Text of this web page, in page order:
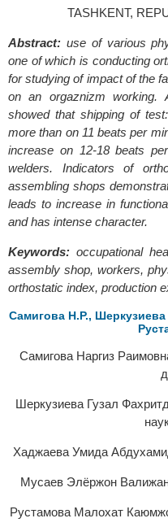
TASHKENT,
Abstract: use of various
one of which is conducting
for studying of impact of the
on an orgaznizm working.
showed that shipping of
more than on 11 beats per
increase on 12-18 beats
welders. Indicators of
assembling shops
leads to increase in
and has intense character.
Keywords: occupational
assembly shop, workers,
orthostatic index, production
Самигова Н.Р.,
Самигова Наргиз
Шеркузиева Гузал
Хаджаева Умида
Мусаев Элёржон
Рустамова Малохат